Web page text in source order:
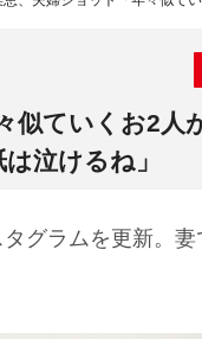
似ていくお2人
泣けるね」
タグラムを更新。